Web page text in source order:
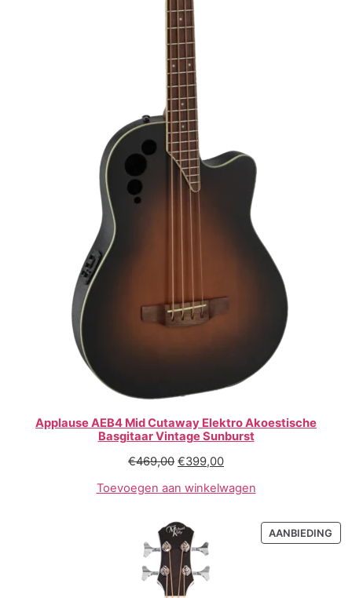
Applause AEB4 Mid Cutaway Elektro Akoestische
Basgitaar Vintage Sunburst
€469,00 €399,00
Toevoegen aan winkelwagen
AANBIEDING